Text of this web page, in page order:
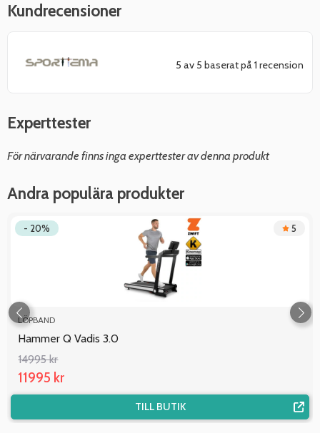
Kundrecensioner
5 av 5 baserat på 1 recension
Experttester
För närvarande finns inga experttester av denna produkt
Andra populära produkter
- 20% 5
LÖPBAND
Hammer Q Vadis 3.0
14995 kr
11995 kr
TILL BUTIK